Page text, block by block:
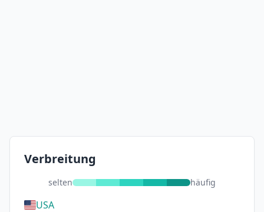
Verbreitung
selten häufig
USA